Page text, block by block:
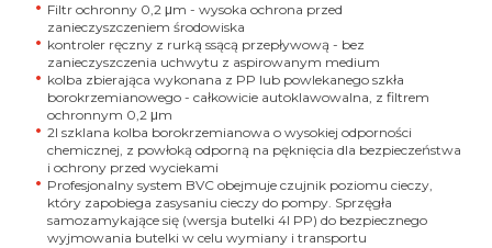
Filtr ochronny 0,2 μm - wysoka ochrona przed
zanieczyszczeniem środowiska
kontroler ręczny z rurką ssącą przepływową - bez
zanieczyszczenia uchwytu z aspirowanym medium
kolba zbierająca wykonana z PP lub powlekanego szkła
borokrzemianowego - całkowicie autoklawowalna, z filtrem
ochronnym 0,2 μm
2l szklana kolba borokrzemianowa o wysokiej odporności
chemicznej, z powłoką odporną na pęknięcia dla bezpieczeństwa
i ochrony przed wyciekami
Profesjonalny system BVC obejmuje czujnik poziomu cieczy,
który zapobiega zasysaniu cieczy do pompy. Sprzęgła
samozamykające się (wersja butelki 4l PP) do bezpiecznego
wyjmowania butelki w celu wymiany i transportu